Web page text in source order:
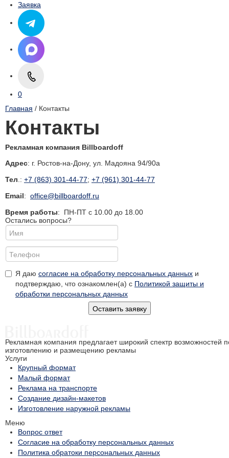
Заявка
0
Главная / Контакты
Контакты
Рекламная компания Billboardoff
Адрес: г. Ростов-на-Дону, ул. Мадояна 94/90а
Тел.: +7 (863) 301-44-77; +7 (961) 301-44-77
Email: office@billboardoff.ru
Время работы: ПН-ПТ с 10.00 до 18.00
Остались вопросы?
Я даю согласие на обработку персональных данных и
подтверждаю, что ознакомлен(а) с Политикой защиты и
обработки персональных данных
Оставить заявку
Рекламная компания предлагает широкий спектр возможностей
изготовлению и размещению рекламы
Услуги
Крупный формат
Малый формат
Реклама на транспорте
Создание дизайн-макетов
Изготовление наружной рекламы
Меню
Вопрос ответ
Согласие на обработку персональных данных
Политика обратоки персональных данных